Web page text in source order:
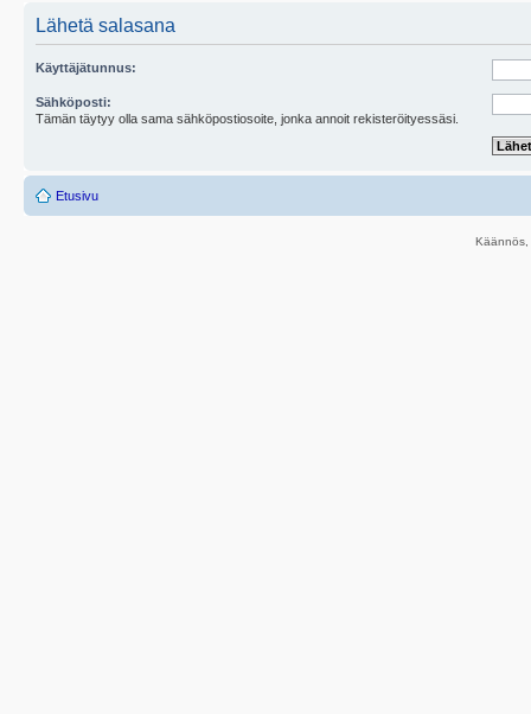
Lähetä salasana
Käyttäjätunnus:
Sähköposti:
Tämän täytyy olla sama sähköpostiosoite, jonka annoit rekisteröityessäsi.
Etusivu